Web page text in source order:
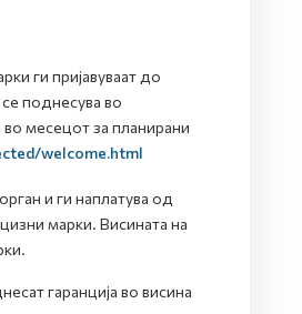
ги пријавуваат до
поднесува во
месецот за планирани
welcome.html
и ги наплатува од
марки. Висината на
гаранција во висина